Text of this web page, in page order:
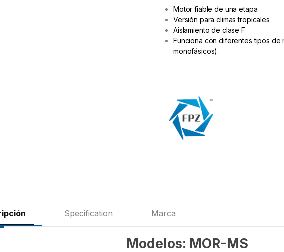
Motor fiable de una etapa
Versión para climas tropicales
Aislamiento de clase F
Funciona con diferentes tipos de
monofásicos).
Specification Marca
Modelos: MOR-MS